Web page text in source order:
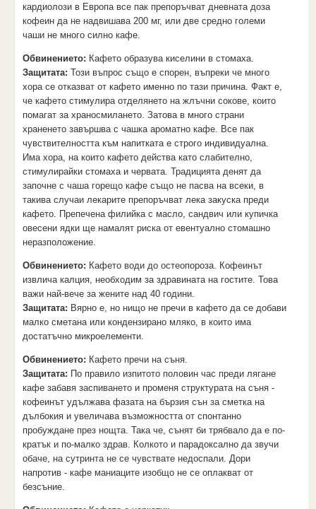
кардиолози в Европа все пак препоръчват дневната доза
кофеин да не надвишава 200 мг, или две средно големи
чаши не много силно кафе.
Обвинението: Кафето образува киселини в стомаха.
Защитата: Този въпрос също е спорен, въпреки че много
хора се отказват от кафето именно по тази причина. Факт е,
че кафето стимулира отделянето на жлъчни сокове, които
помагат за храносмилането. Затова в много страни
храненето завършва с чашка ароматно кафе. Все пак
чувствителността към напитката е строго индивидуална.
Има хора, на които кафето действа като слабително,
стимулирайки стомаха и червата. Традицията денят да
започне с чаша горещо кафе също не пасва на всеки, в
такива случаи лекарите препоръчват лека закуска преди
кафето. Препечена филийка с масло, сандвич или купичка
овесени ядки ще намалят риска от евентуално стомашно
неразположение.
Обвинението: Кафето води до остеопороза. Кофеинът
извлича калция, необходим за здравината на гостите. Това
важи най-вече за жените над 40 години.
Защитата: Вярно е, но нищо не пречи в кафето да се добави
малко сметана или кондензирано мляко, в които има
достатъчно микроелементи.
Обвинението: Кафето пречи на съня.
Защитата: По правило изпитото половин час преди лягане
кафе забавя заспиването и променя структурата на съня -
кофеинът удължава фазата на бързия сън за сметка на
дълбокия и увеличава възможността от спонтанно
пробуждане през нощта. Така че, сънят би трябвало да е по-
кратък и по-малко здрав. Колкото и парадоксално да звучи
обаче, на сутринта не се чувствате недоспали. Дори
напротив - кафе маниаците изобщо не се оплакват от
безсъние.